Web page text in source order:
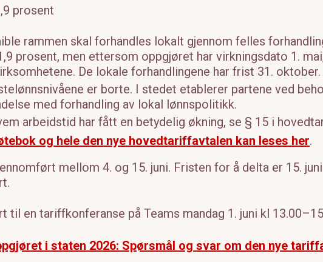
prosent
rammen skal forhandles lokalt gjennom felles
prosent, men ettersom oppgjøret har virkningsdato 1.
De lokale forhandlingene har frist 31. oktober.
er borte. I stedet etablerer partene ved
med forhandling av lokal lønnspolitikk.
arbeidstid har fått en betydelig økning, se § 15 i
og hele den nye hovedtariffavtalen kan leses her.
mellom 4. og 15. juni. Fristen for å delta er 15.
til en tariffkonferanse på Teams mandag 1. juni kl
i staten 2026: Spørsmål og svar om den nye